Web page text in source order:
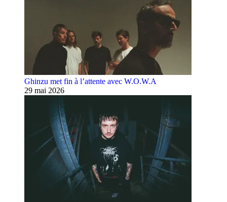
Ghinzu met fin à l’attente avec W.O.W.A
29 mai 2026